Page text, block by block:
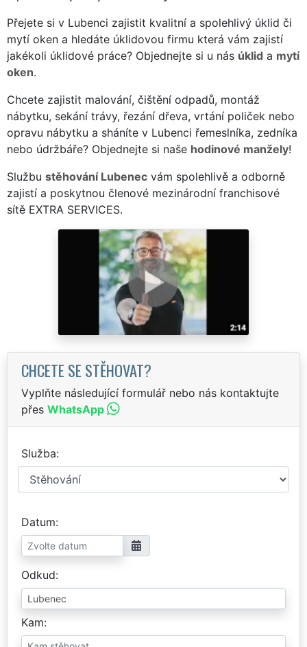
Přejete si v Lubenci zajistit kvalitní a spolehlivý úklid či
mytí oken a hledáte úklidovou firmu která vám zajistí
jakékoli úklidové práce? Objednejte si u nás úklid a mytí
oken.
Chcete zajistit malování, čištění odpadů, montáž
nábytku, sekání trávy, řezání dřeva, vrtání poliček nebo
opravu nábytku a sháníte v Lubenci řemeslníka, zedníka
nebo údržbáře? Objednejte si naše hodinové manžely!
Službu stěhování Lubenec vám spolehlivě a odborně
zajistí a poskytnou členové mezinárodní franchisové
sítě EXTRA SERVICES.
CHCETE SE STĚHOVAT?
Vyplňte následující formulář nebo nás kontaktujte
přes WhatsApp
Služba
Datum
Odkud
Kam